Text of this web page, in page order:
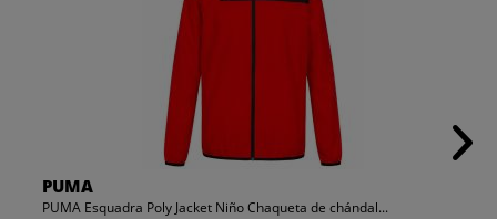
PUMA
PUMA Esquadra Poly Jacket Niño Chaqueta de chándal...